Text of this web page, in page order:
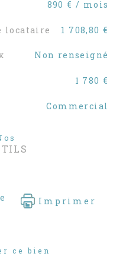
890 € / mois
locataire 1 708,80 €
Non renseigné
1 780 €
Commercial
Nos
Imprimer
ce bien